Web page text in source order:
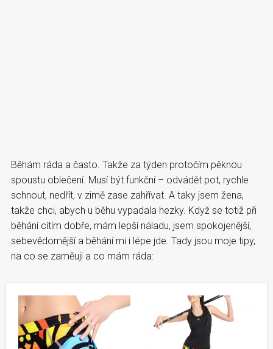
Běhám ráda a často. Takže za týden protočím pěknou
spoustu oblečení. Musí být funkční – odvádět pot, rychle
schnout, nedřít, v zimě zase zahřívat. A taky jsem žena,
takže chci, abych u běhu vypadala hezky. Když se totiž při
běhání cítím dobře, mám lepší náladu, jsem spokojenější,
sebevědomější a běhání mi i lépe jde. Tady jsou moje tipy,
na co se zaměuji a co mám ráda: